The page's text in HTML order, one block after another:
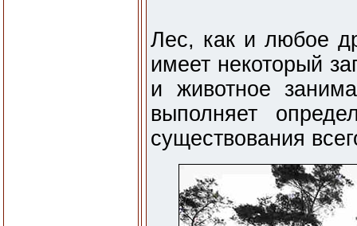
Лес, как и любое
имеет некоторый
и животное
выполняет
существования